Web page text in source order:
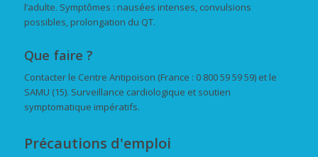
l’adulte. Symptômes : nausées intenses, convulsions
possibles, prolongation du QT.
Que faire ?
Contacter le Centre Antipoison (France : 0 800 59 59 59) et le
SAMU (15). Surveillance cardiologique et soutien
symptomatique impératifs.
Précautions d'emploi